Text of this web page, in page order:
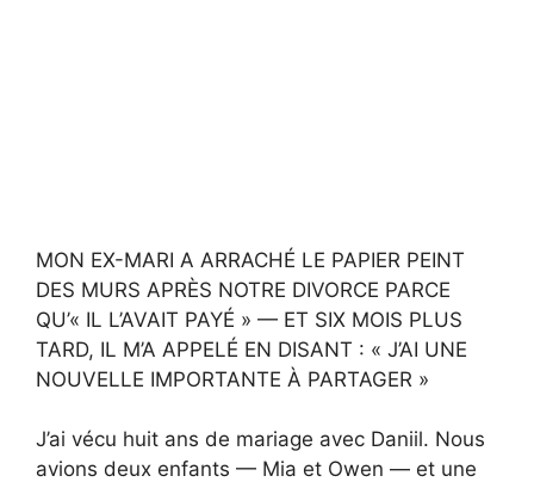
MON EX-MARI A ARRACHÉ LE PAPIER PEINT
DES MURS APRÈS NOTRE DIVORCE PARCE
QU’« IL L’AVAIT PAYÉ » — ET SIX MOIS PLUS
TARD, IL M’A APPELÉ EN DISANT : « J’AI UNE
NOUVELLE IMPORTANTE À PARTAGER »
J’ai vécu huit ans de mariage avec Daniil. Nous
avions deux enfants — Mia et Owen — et une